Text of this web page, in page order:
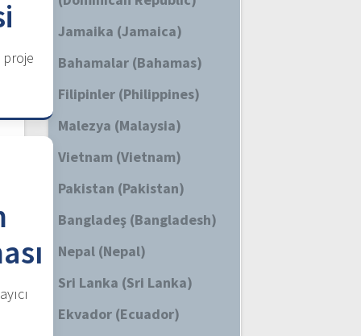
proje
Jamaika (Jamaica)
Bahamalar (Bahamas)
Filipinler (Philippines)
Malezya (Malaysia)
Vietnam (Vietnam)
Pakistan (Pakistan)
Bangladeş (Bangladesh)
Nepal (Nepal)
Sri Lanka (Sri Lanka)
Ekvador (Ecuador)